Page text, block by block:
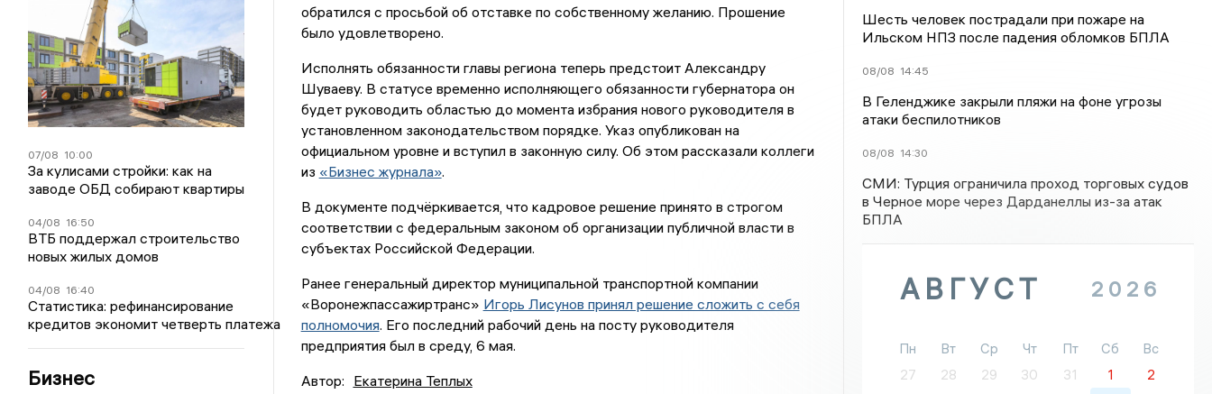
07/08 10:00
За кулисами стройки: как на
заводе ОБД собирают квартиры
04/08 16:50
ВТБ поддержал строительство
новых жилых домов
04/08 16:40
Статистика: рефинансирование
кредитов экономит четверть платежа
Бизнес
обратился с просьбой об отставке по собственному желанию. Прошение
было удовлетворено.
Исполнять обязанности главы региона теперь предстоит Александру
Шуваеву. В статусе временно исполняющего обязанности губернатора он
будет руководить областью до момента избрания нового руководителя в
установленном законодательством порядке. Указ опубликован на
официальном уровне и вступил в законную силу. Об этом рассказали коллеги
из «Бизнес журнала».
В документе подчёркивается, что кадровое решение принято в строгом
соответствии с федеральным законом об организации публичной власти в
субъектах Российской Федерации.
Ранее генеральный директор муниципальной транспортной компании
«Воронежпассажиртранс» Игорь Лисунов принял решение сложить с себя
полномочия. Его последний рабочий день на посту руководителя
предприятия был в среду, 6 мая.
Автор: Екатерина Теплых
Шесть человек пострадали при пожаре на
Ильском НПЗ после падения обломков БПЛА
08/08 14:45
В Геленджике закрыли пляжи на фоне угрозы
атаки беспилотников
08/08 14:30
СМИ: Турция ограничила проход торговых судов
в Черное море через Дарданеллы из-за атак
БПЛА
АВГУСТ 2026
Пн Вт Ср Чт Пт Сб
Вс
27
28 29 30 31 1
2